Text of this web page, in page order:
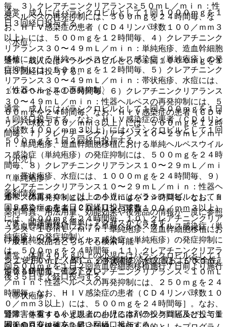
毎、３）クレアチニンクリアランス≧５０ｍＬ／ｍｉｎ：性
器ヘルペスの再発抑制には、５００ｍｇを２４時間毎、な
お、ＨＩＶ感染症の患者（ＣＤ４リンパ球数１００／ｍｍ３
以上）には、５００ｍｇを１２時間毎、４）クレアチニンク
リアランス３０〜４９ｍＬ／ｍｉｎ：単純疱疹、造血幹細胞
移植における単純ヘルペスウイルス感染症（単純疱疹）の発
症抑制には、５００ｍｇを１２時間毎、５）クレアチニンク
リアランス３０〜４９ｍＬ／ｍｉｎ：帯状疱疹、水痘には、
１０００ｍｇを１２時間毎、６）クレアチニンクリアランス
３０〜４９ｍＬ／ｍｉｎ：性器ヘルペスの再発抑制には、５
００ｍｇを２４時間毎、なお、ＨＩＶ感染症の患者（ＣＤ４
リンパ球数１００／ｍｍ３以上）には、５００ｍｇを１２時
間毎、７）クレアチニンクリアランス１０〜２９ｍＬ／ｍｉ
ｎ：単純疱疹、造血幹細胞移植における単純ヘルペスウイル
ス感染症（単純疱疹）の発症抑制には、５００ｍｇを２４時
間毎、８）クレアチニンクリアランス１０〜２９ｍＬ／ｍｉ
ｎ：帯状疱疹、水痘には、１０００ｍｇを２４時間毎、９）
クレアチニンクリアランス１０〜２９ｍＬ／ｍｉｎ：性器ヘ
ルペスの再発抑制には、２５０ｍｇを２４時間毎、なお、Ｈ
ＩＶ感染症の患者（ＣＤ４リンパ球数１００／ｍｍ３以上）
には、５００ｍｇを２４時間毎、１０）クレアチニンクリア
ランス＜１０ｍＬ／ｍｉｎ：単純疱疹、造血幹細胞移植にお
ける単純ヘルペスウイルス感染症（単純疱疹）の発症抑制に
は、５００ｍｇを２４時間毎、１１）クレアチニンクリアラ
ンス＜１０ｍＬ／ｍｉｎ：帯状疱疹、水痘には、５００ｍｇ
を２４時間毎、１２）クレアチニンクリアランス＜１０ｍＬ
／ｍｉｎ：性器ヘルペスの再発抑制には、２５０ｍｇを２４
時間毎、なお、ＨＩＶ感染症の患者（ＣＤ４リンパ球数１０
０／ｍｍ３以上）には、５００ｍｇを２４時間毎］。なお、
腎障害を有する小児患者における本剤の投与間隔及び投与量
調節の目安は確立していない。
通常、成人にはバラシクロビルとして１回１０００ｍｇを１
日３回経口投与する。
〈水痘〉
通常、成人にはバラシクロビルとして１回１０００ｍｇを１
日３回経口投与する。
〈性器ヘルペスの再発抑制〉
通常、成人にはバラシクロビルとして１回５００ｍｇを１日
１回経口投与する。なお、ＨＩＶ感染症の患者（ＣＤ４リン
パ球数１００／ｍｍ３以上）にはバラシクロビルとして１回
５００ｍｇを１日２回経口投与する。
［小児］
〈単純疱疹〉
通常、体重４０ｋｇ以上の小児にはバラシクロビルとして１
回５００ｍｇを１日２回経口投与する。
〈造血幹細胞移植における単純ヘルペスウイルス感染症（単
純疱疹）の発症抑制〉
通常、体重４０ｋｇ以上の小児にはバラシクロビルとして１
回５００ｍｇを１日２回造血幹細胞移植施行７日前より施行
後３５日まで経口投与する。
〈帯状疱疹〉
通常、体重４０ｋｇ以上の小児にはバラシクロビルとして１
回１０００ｍｇを１日３回経口投与する。
薬剤情報
薬剤写真、用法用量、効能効果や後発品の情報が一度に参照
でき、関連情報へ簡単にアクセスができます。
一般名、製品名どちらでも検索可能！
※ ご使用いただく際に、必ず最新の添付文書および安全性
情報も併せてご確認下さい。